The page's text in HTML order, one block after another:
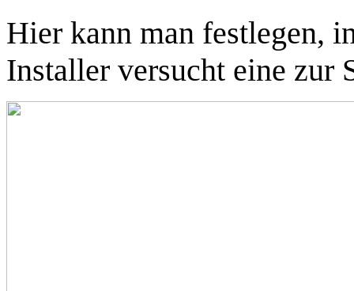
Hier kann man festlegen,
Installer versucht eine zur